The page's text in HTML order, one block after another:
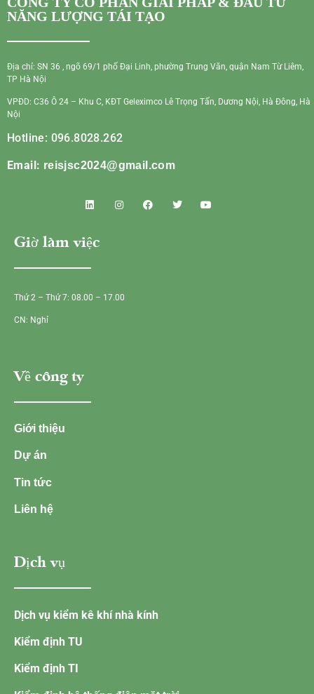
NĂNG LƯỢNG TÁI TẠO
Địa chỉ: SN 36 , ngõ 69/1 phố Đại Linh, phường Trung Văn, quận Nam Từ Liêm,
TP Hà Nội
VPĐD: C36 Ô 24 – Khu C, KĐT Geleximco Lê Trọng Tấn, Dương Nội, Hà Đông, Hà
Nội
Hotline: 096.8028.262
Email: reisjsc2024@gmail.com
Giờ làm việc
Thứ 2 – Thứ 7: 08.00 – 17.00
CN: Nghỉ
Về công ty
Giới thiệu
Dự án
Tin tức
Liên hệ
Dịch vụ
Dịch vụ kiểm kê khí nhà kính
Kiểm định TU
Kiểm định TI